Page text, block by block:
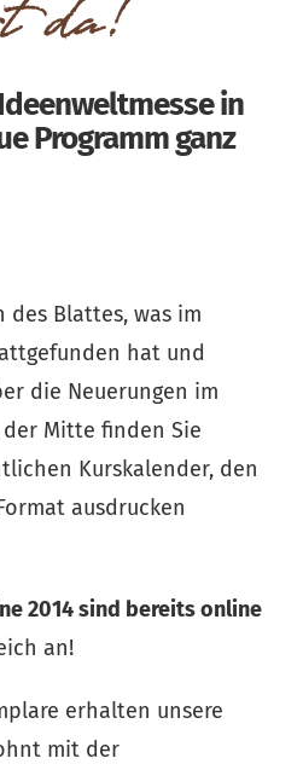
da!
in
Programm ganz
des Blattes, was im
hat und
die Neuerungen im
der Mitte finden Sie
Kurskalender, den
ausdrucken
2014 sind bereits online
an!
erhalten unsere
mit der